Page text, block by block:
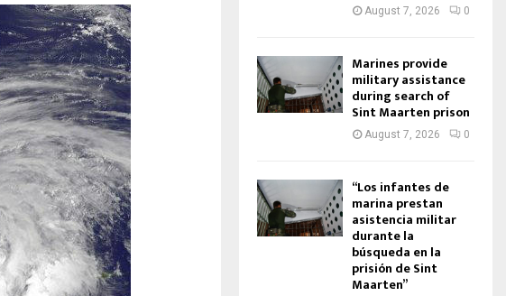
August 7, 2026 0
Marines provide
military assistance
during search of
Sint Maarten prison
August 7, 2026 0
“Los infantes de
marina prestan
asistencia militar
durante la
búsqueda en la
prisión de Sint
Maarten”